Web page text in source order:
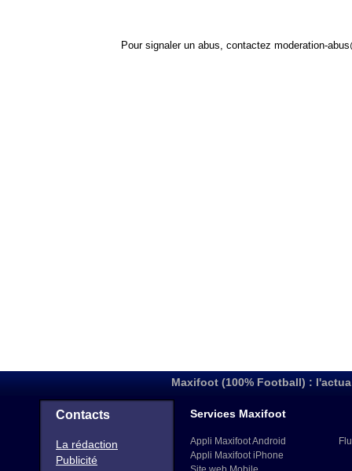
Pour signaler un abus, contactez moderation-
Maxifoot (100% Football) :
Contacts
La rédaction
Publicité
Services Maxifoot
Appli Maxifoot Android
Appli Maxifoot iPhone